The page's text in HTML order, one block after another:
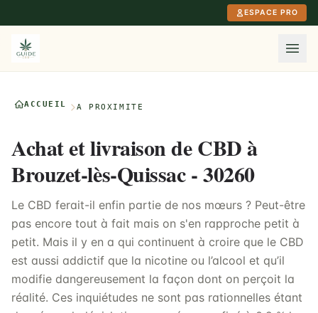
ESPACE PRO
ACCUEIL À PROXIMITÉ
Achat et livraison de CBD à
Brouzet-lès-Quissac - 30260
Le CBD ferait-il enfin partie de nos mœurs ? Peut-être
pas encore tout à fait mais on s'en rapproche petit à
petit. Mais il y en a qui continuent à croire que le CBD
est aussi addictif que la nicotine ou l’alcool et qu’il
modifie dangereusement la façon dont on perçoit la
réalité. Ces inquiétudes ne sont pas rationnelles étant